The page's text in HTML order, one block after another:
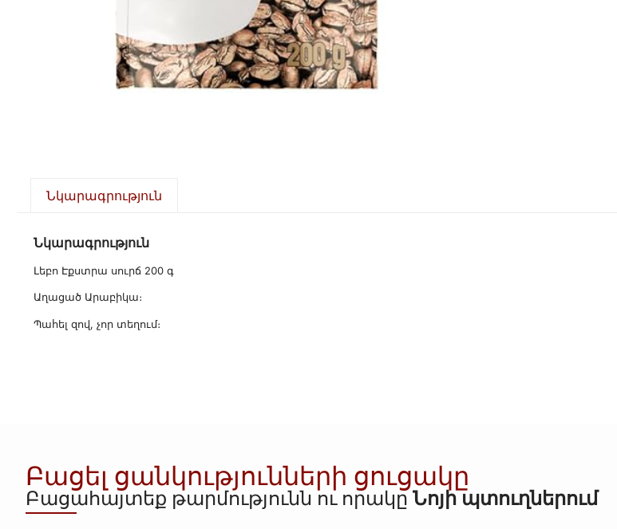
Նկարագրություն
Նկարագրություն
Լեբո Էքստրա սուրճ 200 գ
Աղացած Արաբիկա։
Պահել զով, չոր տեղում։
Բացել ցանկությունների ցուցակը
Բացահայտեք թարմությունն ու որակը Նոյի պտուղներում